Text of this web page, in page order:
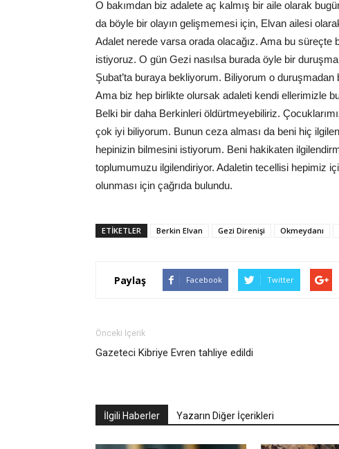
O bakımdan biz adalete aç kalmış bir aile olarak
da böyle bir olayın gelişmemesi için, Elvan ailesi
Adalet nerede varsa orada olacağız. Ama bu süreçte
istiyoruz. O gün Gezi nasılsa burada öyle bir
Şubat’ta buraya bekliyorum. Biliyorum o
Ama biz hep birlikte olursak adaleti kendi ellerimizle
Belki bir daha Berkinleri öldürtmeyebiliriz.
çok iyi biliyorum. Bunun ceza alması da beni hiç
hepinizin bilmesini istiyorum. Beni hakikaten
toplumumuzu ilgilendiriyor. Adaletin tecellisi hepimiz
olunması için çağrıda bulundu.
ETIKETLER Berkin Elvan Gezi Direnişi Okmeydanı
Paylaş Facebook Twitter
Önceki İçerik
Gazeteci Kibriye Evren tahliye edildi
İlgili Haberler Yazarın Diğer İçerikleri